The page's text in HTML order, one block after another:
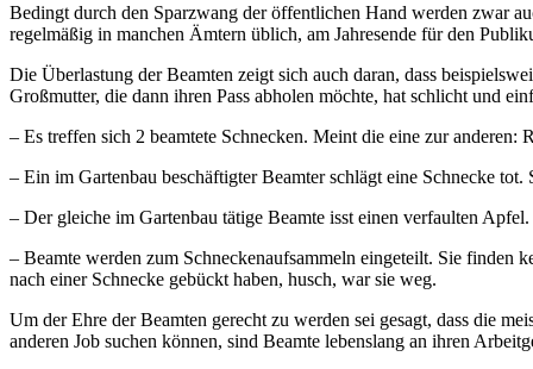
Bedingt durch den Sparzwang der öffentlichen Hand werden zwar
regelmäßig in manchen Ämtern üblich, am Jahresende für den
Die Überlastung der Beamten zeigt sich auch daran, dass
Großmutter, die dann ihren Pass abholen möchte, hat schlicht und
– Es treffen sich 2 beamtete Schnecken. Meint die eine zur anderen:
– Ein im Gartenbau beschäftigter Beamter schlägt eine Schnecke
– Der gleiche im Gartenbau tätige Beamte isst einen verfaulten
– Beamte werden zum Schneckenaufsammeln eingeteilt. Sie finden
nach einer Schnecke gebückt haben, husch, war sie weg.
Um der Ehre der Beamten gerecht zu werden sei gesagt, dass die
anderen Job suchen können, sind Beamte lebenslang an ihren